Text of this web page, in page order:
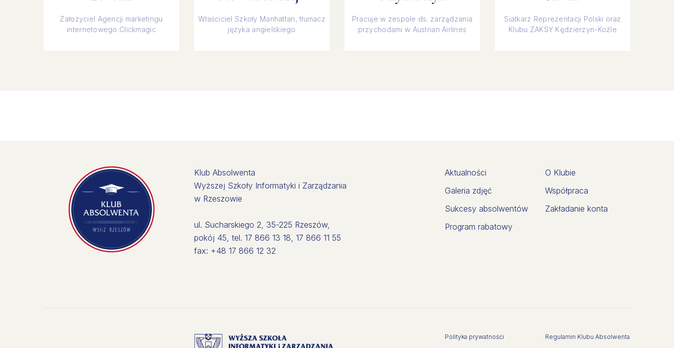
Założyciel Agencji marketingu
internetowego Clickmagic
Właściciel Szkoły Manhattan, tłumacz
języka angielskiego
Pracuje w zespole ds. zarządzania
przychodami w Austrian Airlines
Siatkarz Reprezentacji Polski oraz
Klubu ZAKSY Kędzierzyn-Koźle
Klub Absolwenta
Wyższej Szkoły Informatyki i Zarządzania
w Rzeszowie
ul. Sucharskiego 2, 35-225 Rzeszów,
pokój 45, tel. 17 866 13 18, 17 866 11 55
fax: +48 17 866 12 32
Aktualności
Galeria zdjęć
Sukcesy absolwentów
Program rabatowy
O Klubie
Współpraca
Zakładanie konta
Polityka prywatności Regulamin Klubu Absolwenta